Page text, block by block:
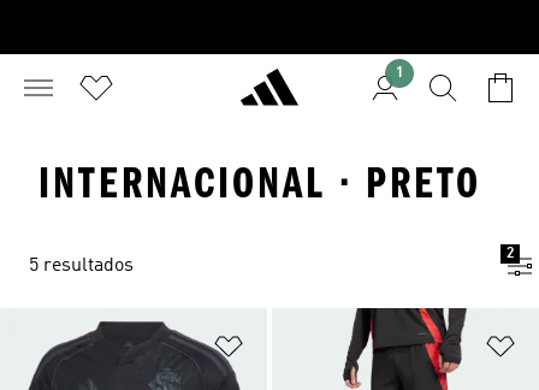
1
INTERNACIONAL · PRETO
5 resultados
2
Adicionar à Lista de Desejos